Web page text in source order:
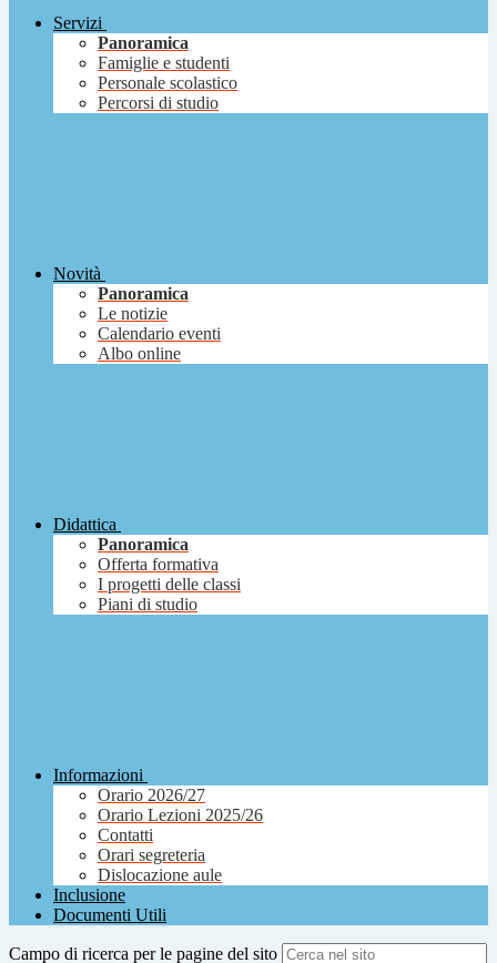
Servizi
Panoramica
Famiglie e studenti
Personale scolastico
Percorsi di studio
Novità
Panoramica
Le notizie
Calendario eventi
Albo online
Didattica
Panoramica
Offerta formativa
I progetti delle classi
Piani di studio
Informazioni
Orario 2026/27
Orario Lezioni 2025/26
Contatti
Orari segreteria
Dislocazione aule
Inclusione
Documenti Utili
Campo di ricerca per le pagine del sito